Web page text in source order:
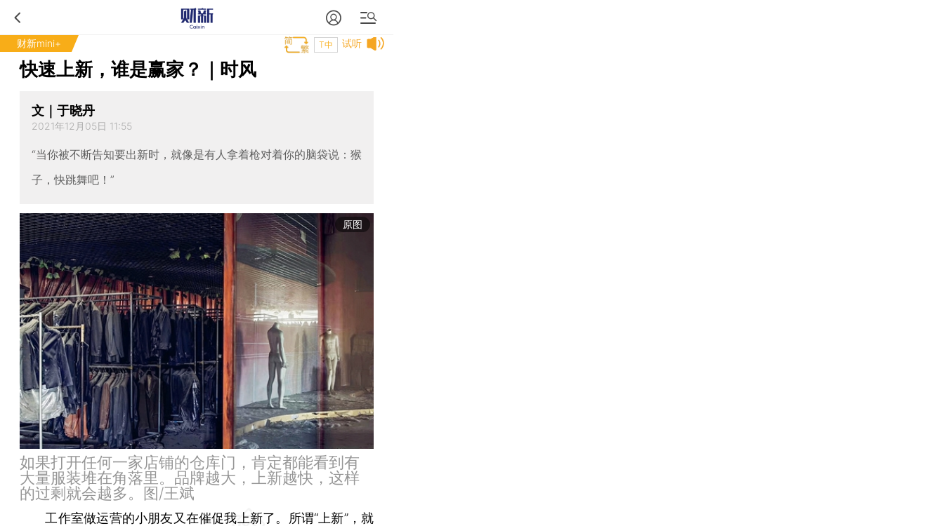
财新mini+ 试听
T中
快速上新，谁是赢家？｜时风
文｜于晓丹
2021年12月05日 11:55
“当你被不断告知要出新时，就像是有人拿着枪对着你的脑袋说：猴
子，快跳舞吧！”
原图
如果打开任何一家店铺的仓库门，肯定都能看到有
大量服装堆在角落里。品牌越大，上新越快，这样
的过剩就会越多。图/王斌
工作室做运营的小朋友又在催促我上新了。所谓“上新”，就